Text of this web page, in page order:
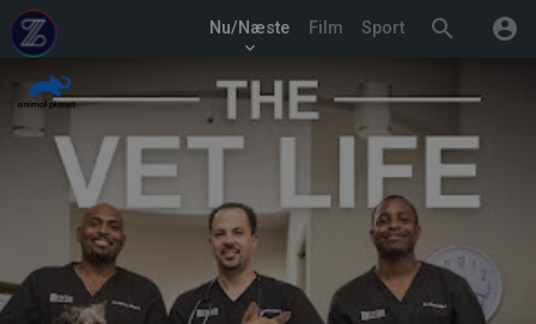
search account_circle
Nu/Næste
keyboard_arrow_down
Film Sport